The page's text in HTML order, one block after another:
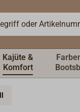
Kajüte &
Komfort